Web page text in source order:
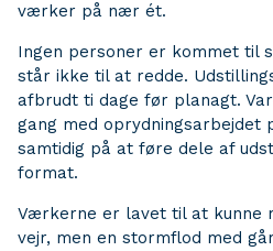
værker på nær ét.
Ingen personer er kommet til
står ikke til at redde.
afbrudt ti dage før planagt.
gang med oprydningsarbejdet
samtidig på at føre dele af
format.
Værkerne er lavet til at kunne
vejr, men en stormflod med